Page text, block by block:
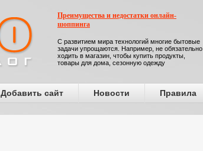
Преимущества и недостатки онлайн-
шоппинга
С развитием мира технологий многие бытовые
задачи упрощаются. Например, не обязательно
ходить в магазин, чтобы купить продукты,
товары для дома, сезонную одежду
Добавить сайт Новости Правила